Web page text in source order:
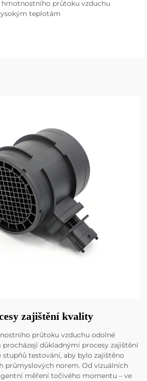
hmotnostního průtoku vzduchu
teplotám
zajištění kvality
průtoku vzduchu odolné
důkladnými procesy zajištění
stupňů testování, aby bylo zajištěno
průmyslových norem. Od vizuálních
měření točivého momentu – ve